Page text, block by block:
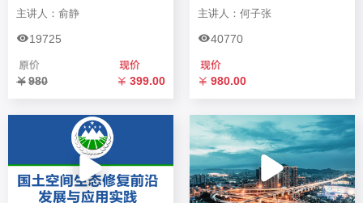
主讲人：俞静
19725
980 399.00
主讲人：何子张
40770
980.00